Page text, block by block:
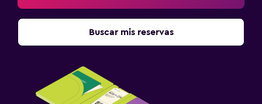
Buscar mis reservas